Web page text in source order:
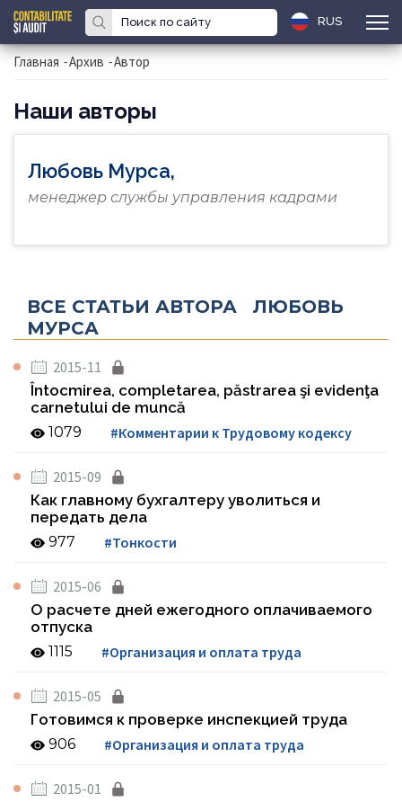
RUS
Главная -Архив -Автор
Наши авторы
Любовь Мурса,
менеджер службы управления кадрами
ВСЕ СТАТЬИ АВТОРА ЛЮБОВЬ
МУРСА
2015-11
Întocmirea, completarea, păstrarea şi evidenţa
carnetului de muncă
1079 #Комментарии к Трудовому кодексу
2015-09
Как главному бухгалтеру уволиться и
передать дела
977 #Тонкости
2015-06
О расчете дней ежегодного оплачиваемого
отпуска
1115 #Организация и оплата труда
2015-05
Готовимся к проверке инспекцией труда
906 #Организация и оплата труда
2015-01